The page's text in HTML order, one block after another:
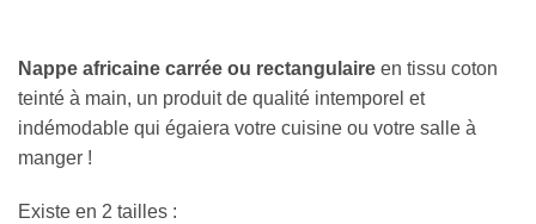
39,00 €
à
56,00 €
Nappe africaine carrée ou rectangulaire en tissu coton
teinté à main, un produit de qualité intemporel et
indémodable qui égaiera votre cuisine ou votre salle à
manger !
Existe en 2 tailles :